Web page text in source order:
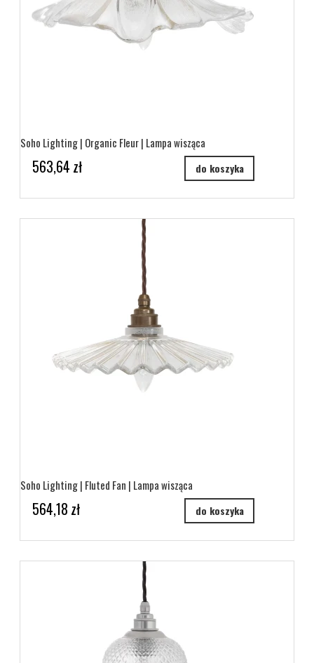
Soho Lighting | Organic Fleur | Lampa wisząca
563,64 zł do koszyka
Soho Lighting | Fluted Fan | Lampa wisząca
564,18 zł do koszyka